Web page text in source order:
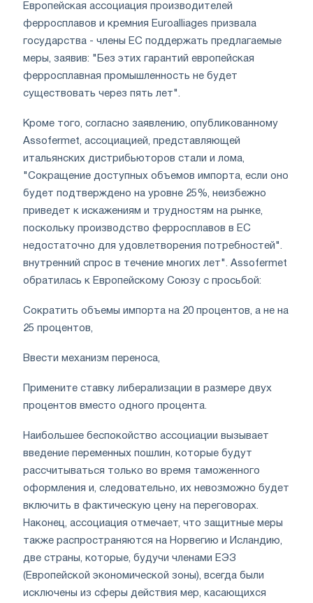
Европейская ассоциация производителей
ферросплавов и кремния Euroalliages призвала
государства - члены ЕС поддержать предлагаемые
меры, заявив: "Без этих гарантий европейская
ферросплавная промышленность не будет
существовать через пять лет".
Кроме того, согласно заявлению, опубликованному
Assofermet, ассоциацией, представляющей
итальянских дистрибьюторов стали и лома,
"Сокращение доступных объемов импорта, если оно
будет подтверждено на уровне 25%, неизбежно
приведет к искажениям и трудностям на рынке,
поскольку производство ферросплавов в ЕС
недостаточно для удовлетворения потребностей".
внутренний спрос в течение многих лет". Assofermet
обратилась к Европейскому Союзу с просьбой:
Сократить объемы импорта на 20 процентов, а не на
25 процентов,
Ввести механизм переноса,
Примените ставку либерализации в размере двух
процентов вместо одного процента.
Наибольшее беспокойство ассоциации вызывает
введение переменных пошлин, которые будут
рассчитываться только во время таможенного
оформления и, следовательно, их невозможно будет
включить в фактическую цену на переговорах.
Наконец, ассоциация отмечает, что защитные меры
также распространяются на Норвегию и Исландию,
две страны, которые, будучи членами ЕЭЗ
(Европейской экономической зоны), всегда были
исключены из сферы действия мер, касающихся